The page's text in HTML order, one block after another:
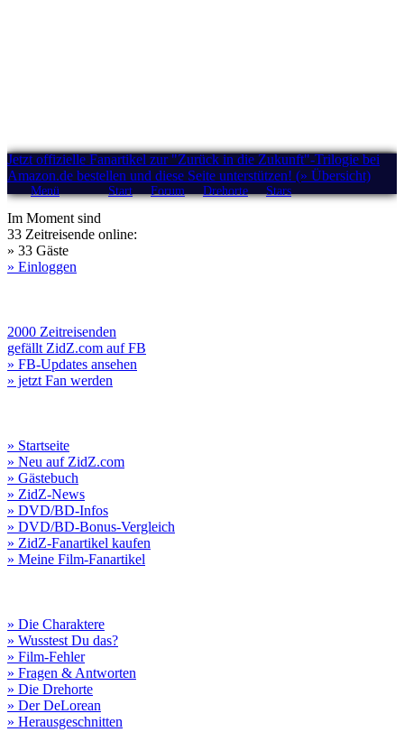
Jetzt offizielle Fanartikel zur "Zurück in die Zukunft"-Trilogie bei
Amazon.de bestellen und diese Seite unterstützen! (» Übersicht)
Menü Start Forum Drehorte Stars
Im Moment sind
33 Zeitreisende online:
» 33 Gäste
» Einloggen
2000 Zeitreisenden
gefällt ZidZ.com auf FB
» FB-Updates ansehen
» jetzt Fan werden
» Startseite
» Neu auf ZidZ.com
» Gästebuch
» ZidZ-News
» DVD/BD-Infos
» DVD/BD-Bonus-Vergleich
» ZidZ-Fanartikel kaufen
» Meine Film-Fanartikel
» Die Charaktere
» Wusstest Du das?
» Film-Fehler
» Fragen & Antworten
» Die Drehorte
» Der DeLorean
» Herausgeschnitten